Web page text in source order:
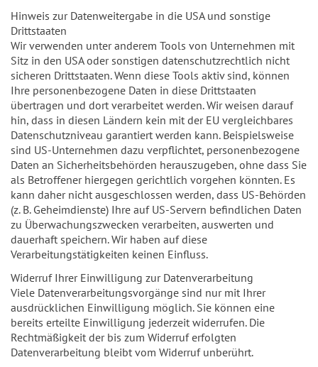
Hinweis zur Datenweitergabe in die USA und sonstige
Drittstaaten
Wir verwenden unter anderem Tools von Unternehmen mit
Sitz in den USA oder sonstigen datenschutzrechtlich nicht
sicheren Drittstaaten. Wenn diese Tools aktiv sind, können
Ihre personenbezogene Daten in diese Drittstaaten
übertragen und dort verarbeitet werden. Wir weisen darauf
hin, dass in diesen Ländern kein mit der EU vergleichbares
Datenschutzniveau garantiert werden kann. Beispielsweise
sind US-Unternehmen dazu verpflichtet, personenbezogene
Daten an Sicherheitsbehörden herauszugeben, ohne dass Sie
als Betroffener hiergegen gerichtlich vorgehen könnten. Es
kann daher nicht ausgeschlossen werden, dass US-Behörden
(z. B. Geheimdienste) Ihre auf US-Servern befindlichen Daten
zu Überwachungszwecken verarbeiten, auswerten und
dauerhaft speichern. Wir haben auf diese
Verarbeitungstätigkeiten keinen Einfluss.
Widerruf Ihrer Einwilligung zur Datenverarbeitung
Viele Datenverarbeitungsvorgänge sind nur mit Ihrer
ausdrücklichen Einwilligung möglich. Sie können eine
bereits erteilte Einwilligung jederzeit widerrufen. Die
Rechtmäßigkeit der bis zum Widerruf erfolgten
Datenverarbeitung bleibt vom Widerruf unberührt.